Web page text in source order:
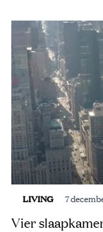
LIVING 7
Vier